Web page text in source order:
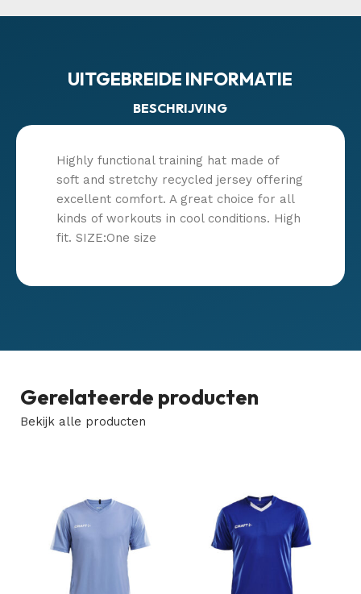
UITGEBREIDE INFORMATIE
BESCHRIJVING
Highly functional training hat made of
soft and stretchy recycled jersey offering
excellent comfort. A great choice for all
kinds of workouts in cool conditions. High
fit. SIZE:One size
Gerelateerde producten
Bekijk alle producten